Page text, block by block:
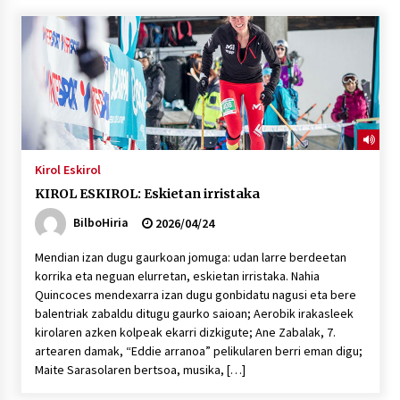
“Hiztegi bat” Gorka Urbizuk idatzitako letren
hiztegia
2026/07/23
Bakaikuko barnetegitik gazteek egindako saio
berezia
Kontserbatorioan protagonista
2026/07/15
Gaur abitua da Bilbao bbk live jaialdia
Kirol Eskirol
KIROL ESKIROL: Eskietan irristaka
BilboHiria
2026/04/24
Mendian izan dugu gaurkoan jomuga: udan larre berdeetan
korrika eta neguan elurretan, eskietan irristaka. Nahia
Quincoces mendexarra izan dugu gonbidatu nagusi eta bere
balentriak zabaldu ditugu gaurko saioan; Aerobik irakasleek
kirolaren azken kolpeak ekarri dizkigute; Ane Zabalak, 7.
artearen damak, “Eddie arranoa” pelikularen berri eman digu;
Maite Sarasolaren bertsoa, musika, […]